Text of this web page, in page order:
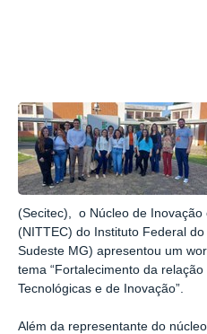
(Secitec), o Núcleo de Inovação
(NITTEC) do Instituto Federal
Sudeste MG) apresentou um
tema “Fortalecimento da relação
Tecnológicas e de Inovação”.
Além da representante do